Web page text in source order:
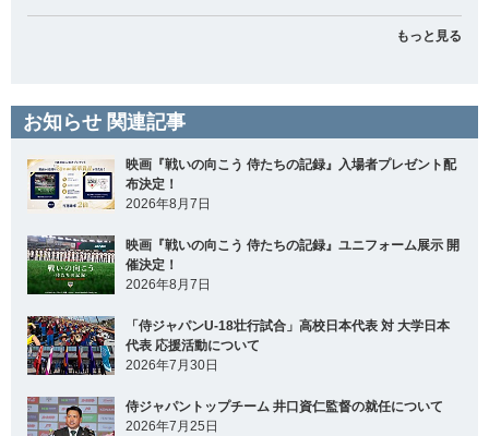
もっと見る
お知らせ 関連記事
映画『戦いの向こう 侍たちの記録』入場者プレゼント配
布決定！
2026年8月7日
映画『戦いの向こう 侍たちの記録』ユニフォーム展示 開
催決定！
2026年8月7日
「侍ジャパンU-18壮行試合」高校日本代表 対 大学日本
代表 応援活動について
2026年7月30日
侍ジャパントップチーム 井口資仁監督の就任について
2026年7月25日